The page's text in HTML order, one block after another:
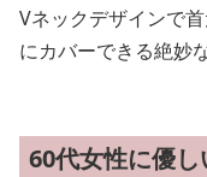
Vネックデザインで
にカバーできる絶妙
60代女性に優